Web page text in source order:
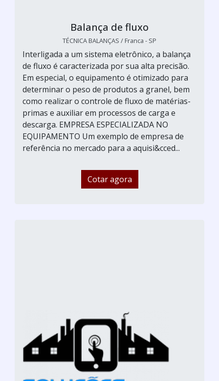
Balança de fluxo
TÉCNICA BALANÇAS / Franca - SP
Interligada a um sistema eletrônico, a balança
de fluxo é caracterizada por sua alta precisão.
Em especial, o equipamento é otimizado para
determinar o peso de produtos a granel, bem
como realizar o controle de fluxo de matérias-
primas e auxiliar em processos de carga e
descarga. EMPRESA ESPECIALIZADA NO
EQUIPAMENTO Um exemplo de empresa de
referência no mercado para a aquisi&cced...
Cotar agora